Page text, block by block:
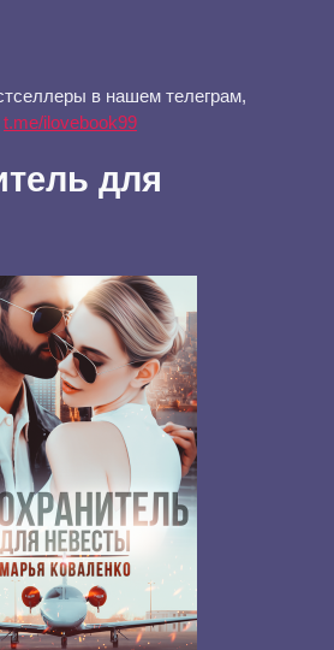
в нашем телеграм,
t.me/ilovebook99
для